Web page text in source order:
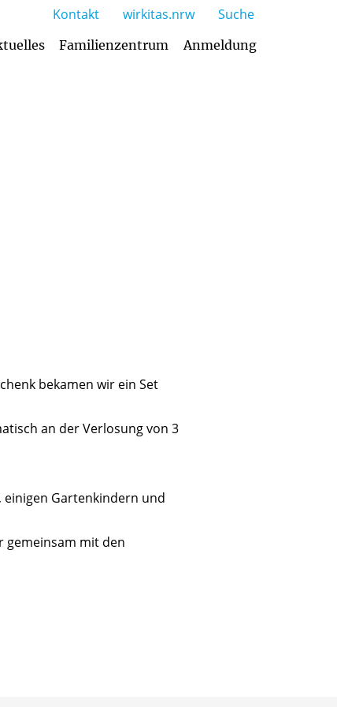
Familienzentrum Anmeldung
Kontakt wirkitas.nrw Suche
bekamen wir ein Set
an der Verlosung von 3
einigen Gartenkindern und
gemeinsam mit den